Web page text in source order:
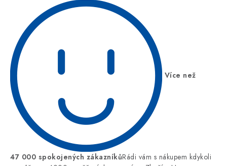
Více než
47 000 spokojených zákazníkůRádi vám s nákupem kdykoli